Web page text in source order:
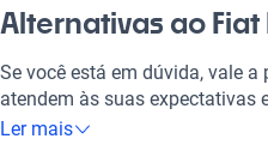
qualidade e rápido, tudo para
compra. Não dá pra perder
que é a cara do Brasil e que
muito mais prazeroso.
Por que escolher
Alternativas ao Fiat
Se você está em dúvida, vale
atendem às suas expectativas
Ler mais